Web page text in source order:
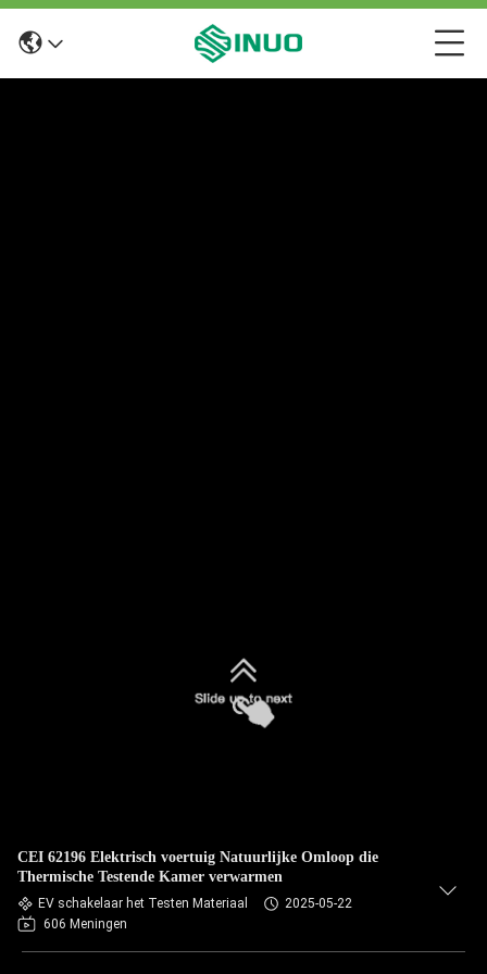
CEI 62196 Elektrisch voertuig Natuurlijke Omloop die
Thermische Testende Kamer verwarmen
EV schakelaar het Testen Materiaal
2025-05-22
606 Meningen